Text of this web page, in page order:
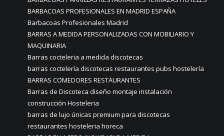
BARBACOAS PROFESIONALES EN MADRID ESPAÑA
Barbacoas Profesionales Madrid
BARRAS A MEDIDA PERSONALIZADAS CON MOBILIARIO Y
MAQUINARIA
Barras cocteleria a medida discotecas
barras coctelería discotecas restaurantes pubs hostelería
BARRAS COMEDORES RESTAURANTES
Barras de Discoteca diseño montaje instalación
construcción Hosteleria
barras de lujo únicas premium para discotecas
restaurantes hosteleria horeca